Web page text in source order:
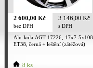
2 600,00 Kč
bez DPH
3 146,00 Kč
s DPH
Alu kola AGT 17226, 17x7 5x108
ET38, černá + leštění (zátěžová)
8 ks